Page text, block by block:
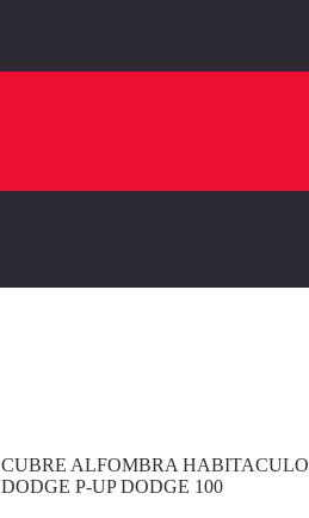
CUBRE ALFOMBRA HABITACULO
DODGE P-UP DODGE 100